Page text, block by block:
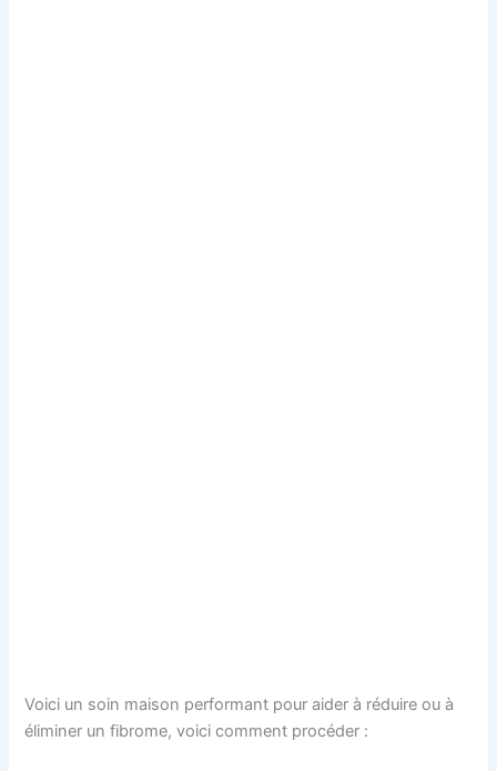
Voici un soin maison performant pour aider à réduire ou à
éliminer un fibrome, voici comment procéder :